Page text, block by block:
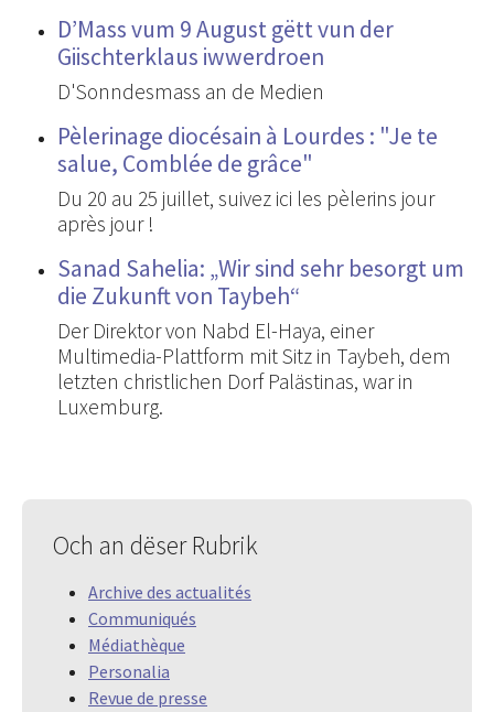
D’Mass vum 9 August gëtt vun der
Giischterklaus iwwerdroen
D'Sonndesmass an de Medien
Pèlerinage diocésain à Lourdes : "Je te
salue, Comblée de grâce"
Du 20 au 25 juillet, suivez ici les pèlerins jour
après jour !
Sanad Sahelia: „Wir sind sehr besorgt um
die Zukunft von Taybeh“
Der Direktor von Nabd El-Haya, einer
Multimedia-Plattform mit Sitz in Taybeh, dem
letzten christlichen Dorf Palästinas, war in
Luxemburg.
Och an dëser Rubrik
Archive des actualités
Communiqués
Médiathèque
Personalia
Revue de presse